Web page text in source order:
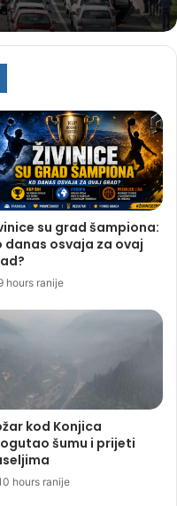
su grad šampiona:
danas osvaja za ovaj
hours ranije
kod Konjica
šumu i prijeti
hours ranije